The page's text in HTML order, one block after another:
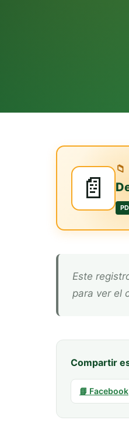
📄
Este registro no incluye descripción adicional. Descarga el documento oficial arriba
para ver el
Compartir
📘 Facebook